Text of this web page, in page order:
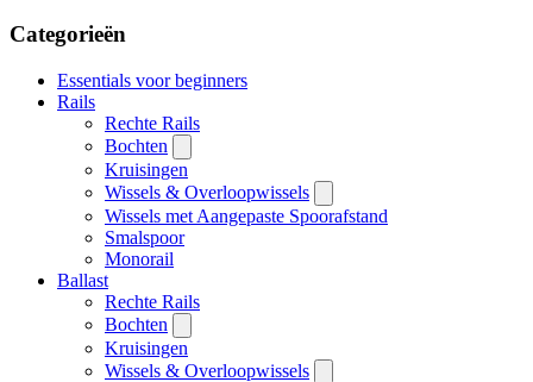
Categorieën
Essentials voor beginners
Rails
Rechte Rails
Bochten
Kruisingen
Wissels & Overloopwissels
Wissels met Aangepaste Spoorafstand
Smalspoor
Monorail
Ballast
Rechte Rails
Bochten
Kruisingen
Wissels & Overloopwissels